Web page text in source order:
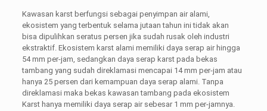
Kawasan karst berfungsi sebagai penyimpan air alami,
ekosistem yang terbentuk selama jutaan tahun ini tidak akan
bisa dipulihkan seratus persen jika sudah rusak oleh industri
ekstraktif. Ekosistem karst alami memiliki daya serap air hingga
54 mm per-jam, sedangkan daya serap karst pada bekas
tambang yang sudah direklamasi mencapai 14 mm per-jam atau
hanya 25 persen dari kemampuan daya serap alami. Tanpa
direklamasi maka bekas kawasan tambang pada ekosistem
Karst hanya memiliki daya serap air sebesar 1 mm per-jamnya.